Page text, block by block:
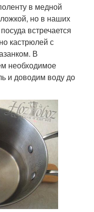
в медной
но в наших
встречается
кастрюлей с
В
необходимое
и доводим воду до